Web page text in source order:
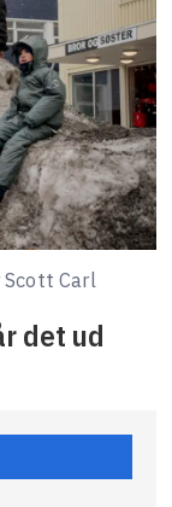
Scott Carl
det ud